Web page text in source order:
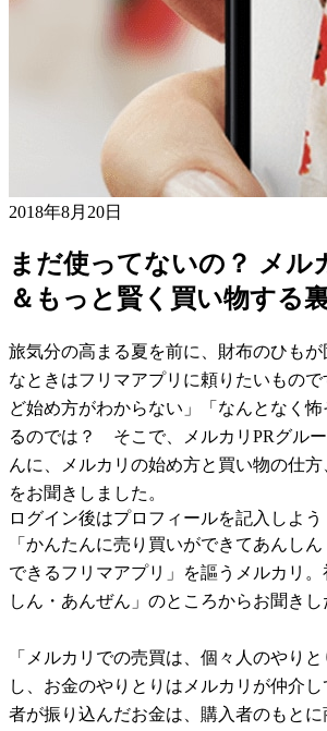
2018年8月20日
まだ使ってないの？ メル
＆もっと賢く買い物する
旅気分の高まる夏を前に、財布のひも
なときはフリマアプリに頼りたいもの
ど始め方がわからない」「なんとなく
るのでは？ そこで、メルカリPRグル
んに、メルカリの始め方と買い物の仕
をお聞きしました。
ログイン後はプロフィールを記入しよう
「かんたんに売り買いができてあんし
できるフリマアプリ」を謳うメルカリ
しん・あんぜん」のところからお聞き
「メルカリでの売買は、個々人のやり
し、お金のやりとりはメルカリが仲介
者が振り込んだお金は、購入者のもとに